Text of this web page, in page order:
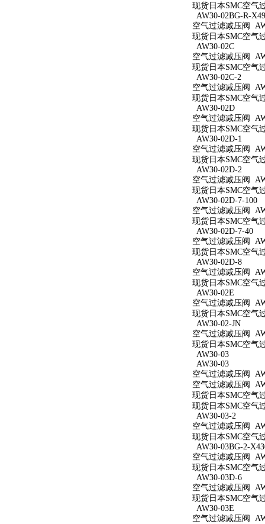
现货日本SMC空气
AW30-02BG-R-
空气过滤减压阀
现货日本SMC空气
AW30-02C
空气过滤减压阀
现货日本SMC空气
AW30-02C-2
空气过滤减压阀
现货日本SMC空气
AW30-02D
空气过滤减压阀
现货日本SMC空气
AW30-02D-1
空气过滤减压阀
现货日本SMC空气
AW30-02D-2
空气过滤减压阀
现货日本SMC空气
AW30-02D-7-100
空气过滤减压阀
现货日本SMC空气
AW30-02D-7-40
空气过滤减压阀
现货日本SMC空气
AW30-02D-8
空气过滤减压阀
现货日本SMC空气
AW30-02E
空气过滤减压阀
现货日本SMC空气
AW30-02-JN
空气过滤减压阀
现货日本SMC空气
AW30-03
AW30-03
空气过滤减压阀
空气过滤减压阀
现货日本SMC空气
现货日本SMC空气
AW30-03-2
空气过滤减压阀
现货日本SMC空气
AW30-03BG-2-
空气过滤减压阀
现货日本SMC空气
AW30-03D-6
空气过滤减压阀
现货日本SMC空气
AW30-03E
空气过滤减压阀